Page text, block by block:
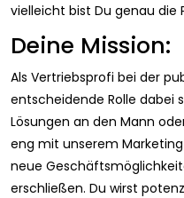
vielleicht bist Du genau die
Deine Mission:
Als Vertriebsprofi bei der
entscheidende Rolle dabei
Lösungen an den Mann
eng mit unserem
neue
erschließen. Du wirst